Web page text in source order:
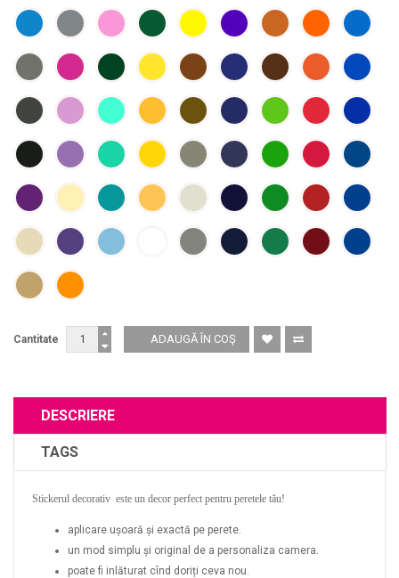
Cantitate
DESCRIERE
TAGS
Stickerul decorativ este un decor perfect pentru peretele tău!
aplicare ușoară și exactă pe perete.
un mod simplu și original de a personaliza camera.
poate fi inlăturat cînd doriți ceva nou.